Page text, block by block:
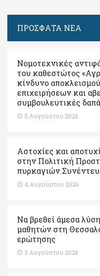
ΠΡΟΣΦΑΤΑ ΝΕΑ
Νομοτεχνικές
του καθεστώτος
κίνδυνο
επιχειρήσεων και
συμβουλευτικές
5 Αυγούστου 2026
Αστοχίες και
στην Πολιτική
4 Αυγούστου 2026
Να βρεθεί άμεσα
μαθητών στη
ερώτησης
3 Αυγούστου 2026